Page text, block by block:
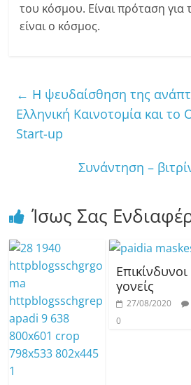
του κόσμου. Είναι πρόταση για
είναι ο κόσμος.
← Η ψευδαίσθηση της
Ελληνική Καινοτομία και το
Start-up
Συνάντηση –
Ίσως Σας
Επικίνδυνοι
γονείς
27/08/2020
0